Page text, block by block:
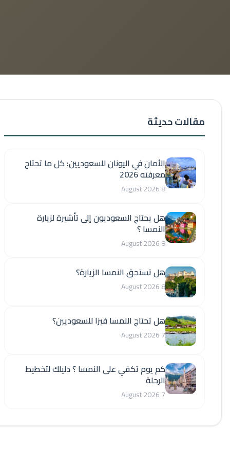
مقالات حديثة
الأمان في اليونان للسعوديين: كل ما تحتاج
معرفته 2026
8 August 2026
هل يحتاج السعوديون إلى تأشيرة لزيارة
النمسا ؟
8 August 2026
هل تستحق النمسا الزيارة؟
8 August 2026
هل تحتاج النمسا فيزا للسعوديين؟
7 August 2026
كم يوم تكفي على النمسا ؟ دليلك لتخطيط
الرحلة
7 August 2026